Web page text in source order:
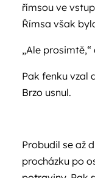
římsou ve
Římsa však
„Ale
Pak fenku vzal
Brzo usnul.
Probudil se až
procházku po